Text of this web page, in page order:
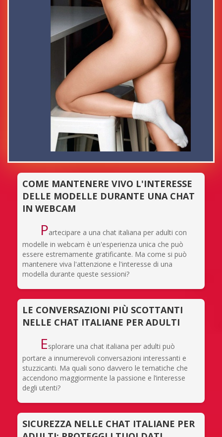
COME MANTENERE VIVO L'INTERESSE
DELLE MODELLE DURANTE UNA CHAT
IN WEBCAM
Partecipare a una chat italiana per adulti con
modelle in webcam è un'esperienza unica che può
essere estremamente gratificante. Ma come si può
mantenere viva l'attenzione e l'interesse di una
modella durante queste sessioni?
LE CONVERSAZIONI PIÙ SCOTTANTI
NELLE CHAT ITALIANE PER ADULTI
Esplorare una chat italiana per adulti può
portare a innumerevoli conversazioni interessanti e
stuzzicanti. Ma quali sono davvero le tematiche che
accendono maggiormente la passione e l’interesse
degli utenti?
SICUREZZA NELLE CHAT ITALIANE PER